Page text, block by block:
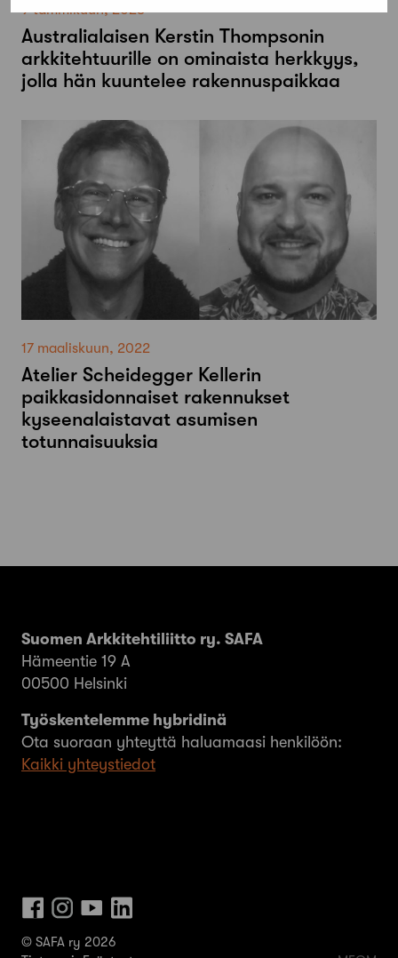
9 tammikuun, 2023
Australialaisen Kerstin Thompsonin
arkkitehtuurille on ominaista herkkyys,
jolla hän kuuntelee rakennuspaikkaa
17 maaliskuun, 2022
Atelier Scheidegger Kellerin
paikkasidonnaiset rakennukset
kyseenalaistavat asumisen
totunnaisuuksia
Suomen Arkkitehtiliitto ry. SAFA
Hämeentie 19 A
00500 Helsinki
Työskentelemme hybridinä
Ota suoraan yhteyttä haluamaasi henkilöön:
Kaikki yhteystiedot
© SAFA ry 2026